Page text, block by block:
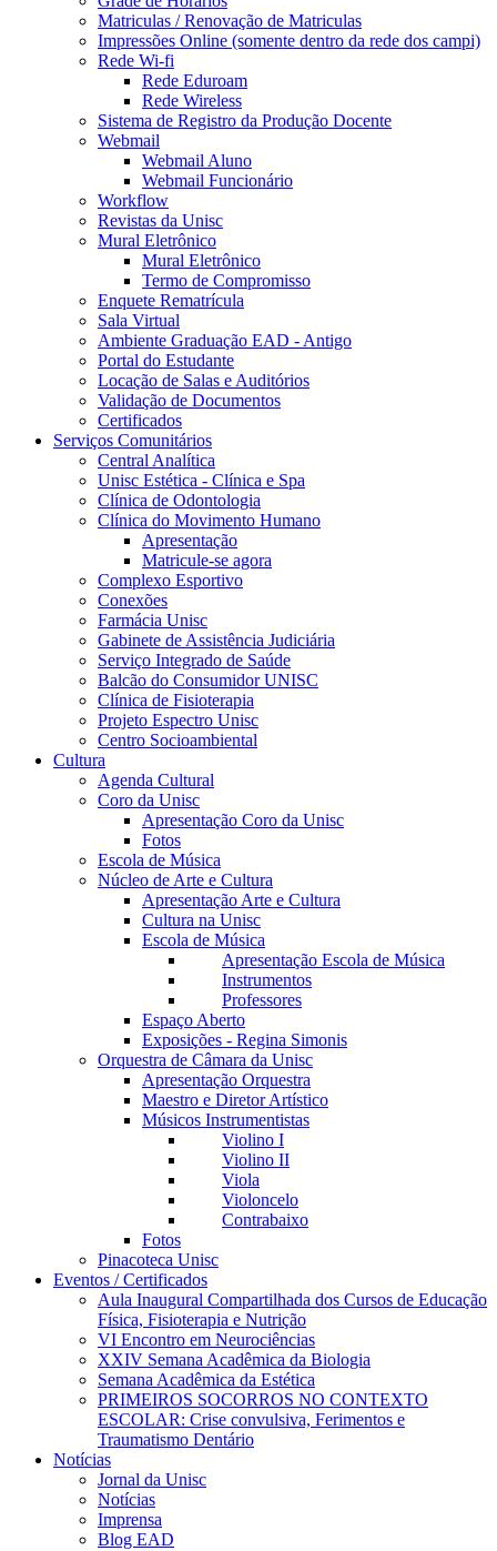
Matriculas / Renovação de Matriculas
Impressões Online (somente dentro da rede dos campi)
Rede Wi-fi
Rede Eduroam
Rede Wireless
Sistema de Registro da Produção Docente
Webmail
Webmail Aluno
Webmail Funcionário
Workflow
Revistas da Unisc
Mural Eletrônico
Mural Eletrônico
Termo de Compromisso
Enquete Rematrícula
Sala Virtual
Ambiente Graduação EAD - Antigo
Portal do Estudante
Locação de Salas e Auditórios
Validação de Documentos
Certificados
Serviços Comunitários
Central Analítica
Unisc Estética - Clínica e Spa
Clínica de Odontologia
Clínica do Movimento Humano
Apresentação
Matricule-se agora
Complexo Esportivo
Conexões
Farmácia Unisc
Gabinete de Assistência Judiciária
Serviço Integrado de Saúde
Balcão do Consumidor UNISC
Clínica de Fisioterapia
Projeto Espectro Unisc
Centro Socioambiental
Cultura
Agenda Cultural
Coro da Unisc
Apresentação Coro da Unisc
Fotos
Escola de Música
Núcleo de Arte e Cultura
Apresentação Arte e Cultura
Cultura na Unisc
Escola de Música
Apresentação Escola de Música
Instrumentos
Professores
Espaço Aberto
Exposições - Regina Simonis
Orquestra de Câmara da Unisc
Apresentação Orquestra
Maestro e Diretor Artístico
Músicos Instrumentistas
Violino I
Violino II
Viola
Violoncelo
Contrabaixo
Fotos
Pinacoteca Unisc
Eventos / Certificados
Aula Inaugural Compartilhada dos Cursos de Educação
Física, Fisioterapia e Nutrição
VI Encontro em Neurociências
XXIV Semana Acadêmica da Biologia
Semana Acadêmica da Estética
PRIMEIROS SOCORROS NO CONTEXTO
ESCOLAR: Crise convulsiva, Ferimentos e
Traumatismo Dentário
Notícias
Jornal da Unisc
Notícias
Imprensa
Blog EAD